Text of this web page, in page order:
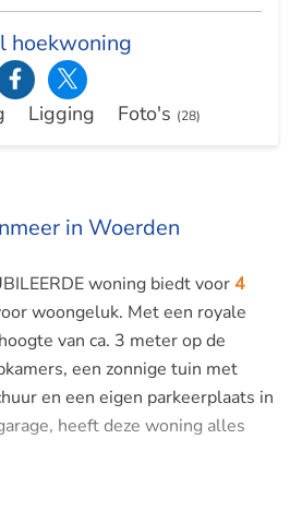
hoekwoning
Ligging Foto's (28)
in Woerden
woning biedt voor4
woongeluk. Met een royale
van ca. 3 meter op de
een zonnige tuin met
en een eigen parkeerplaats in
heeft deze woning alles